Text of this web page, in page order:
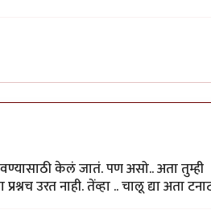
केलं जातं. पण असो.. अता तुम्ही
उरत नाही. तेंव्हा .. चालू द्या अता